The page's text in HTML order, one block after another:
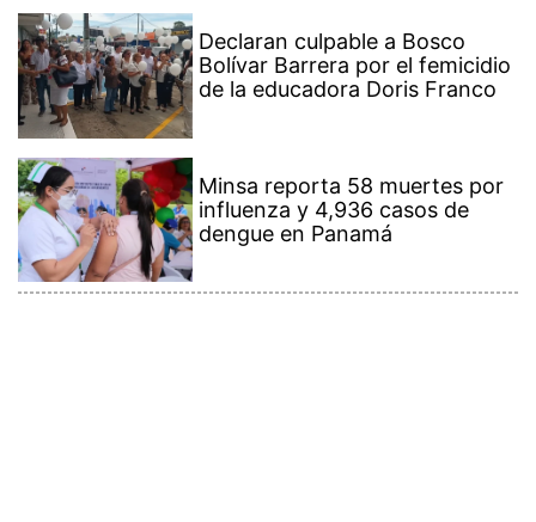
Bolívar Barrera por el femicidio
de la educadora Doris Franco
influenza y 4,936 casos de
dengue en Panamá